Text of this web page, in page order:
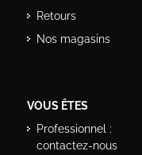
Retours
Nos magasins
VOUS ÊTES
Professionnel :
contactez-nous